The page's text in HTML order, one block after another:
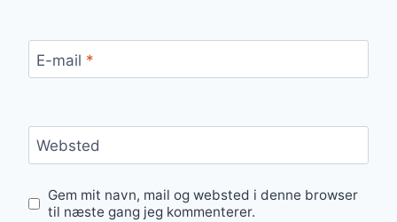
E-mail *
Websted
Gem mit navn, mail og websted i denne browser
til næste gang jeg kommenterer.